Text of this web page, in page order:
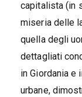
capitalista (in
miseria delle
quella degli
dettagliati
in Giordania e
urbane,